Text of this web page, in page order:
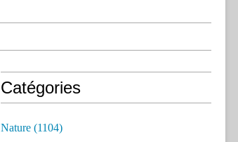
Catégories
Nature (1104)